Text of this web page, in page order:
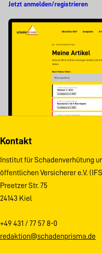
Jetzt anmelden/registrieren
Kontakt
Institut für Schadenverhütung
öffentlichen Versicherer e.V.
Preetzer Str. 75
24143 Kiel
+49 431 / 77 57 8-0
redaktion@schadenprisma.de